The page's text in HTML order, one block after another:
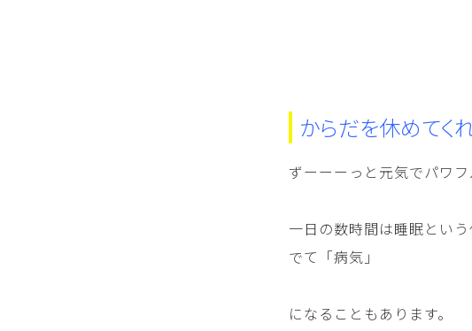
からだを休めてく
ずーーーっと元気でパワ
一日の数時間は睡眠とい
でて「病気」
になることもあります。